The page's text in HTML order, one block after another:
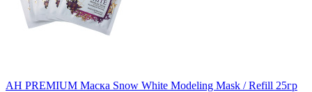
АН PREMIUM Маска Snow White Modeling Mask / Refill 25гр